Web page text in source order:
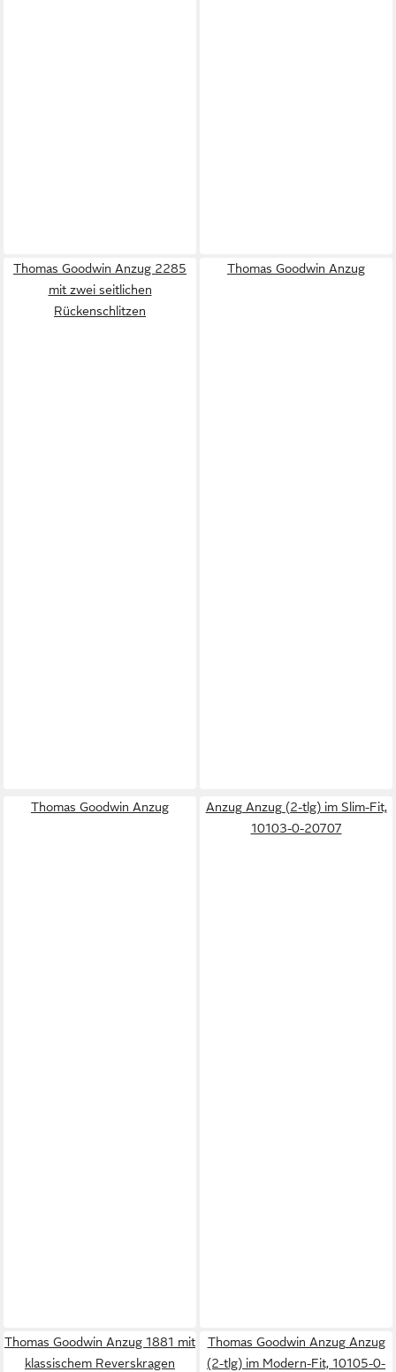
Thomas Goodwin Anzug 2285
mit zwei seitlichen
Rückenschlitzen
Thomas Goodwin Anzug
Thomas Goodwin Anzug
Anzug Anzug (2-tlg) im Slim-Fit,
10103-0-20707
Thomas Goodwin Anzug 1881 mit
klassischem Reverskragen
Thomas Goodwin Anzug Anzug
(2-tlg) im Modern-Fit, 10105-0-